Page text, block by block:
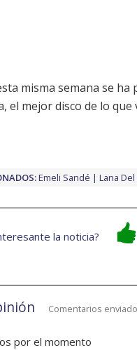
misma semana se
el mejor disco de lo
Emeli Sandé Lana Del
la noticia?
Comentarios
por el momento